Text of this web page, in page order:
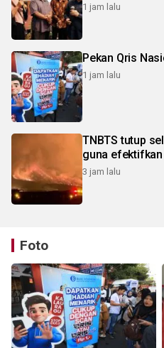
1 jam lalu
Pekan Qris
1 jam lalu
TNBTS tutup
guna
3 jam lalu
Foto